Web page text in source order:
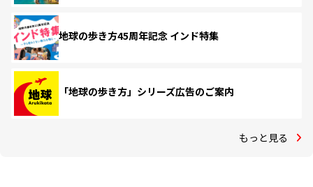
地球の歩き方45周年記念 インド特集
「地球の歩き方」シリーズ広告のご案内
もっと見る